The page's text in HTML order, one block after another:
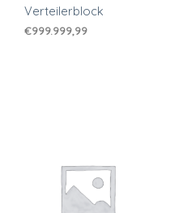
Verteilerblock
€999.999,99